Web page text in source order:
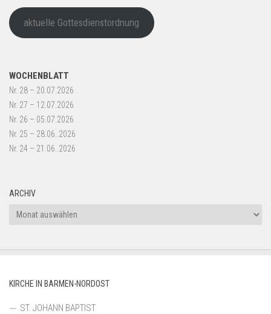
aktuelle Gottesdienstordnung
WOCHENBLATT
Nr. 28 – 20.07.2026
Nr. 27 – 12.07.2026
Nr. 26 – 05.07.2026
Nr. 25 – 28.06..2026
Nr. 24 – 21.06..2026
ARCHIV
Archiv
KIRCHE IN BARMEN-NORDOST
ST. JOHANN BAPTIST